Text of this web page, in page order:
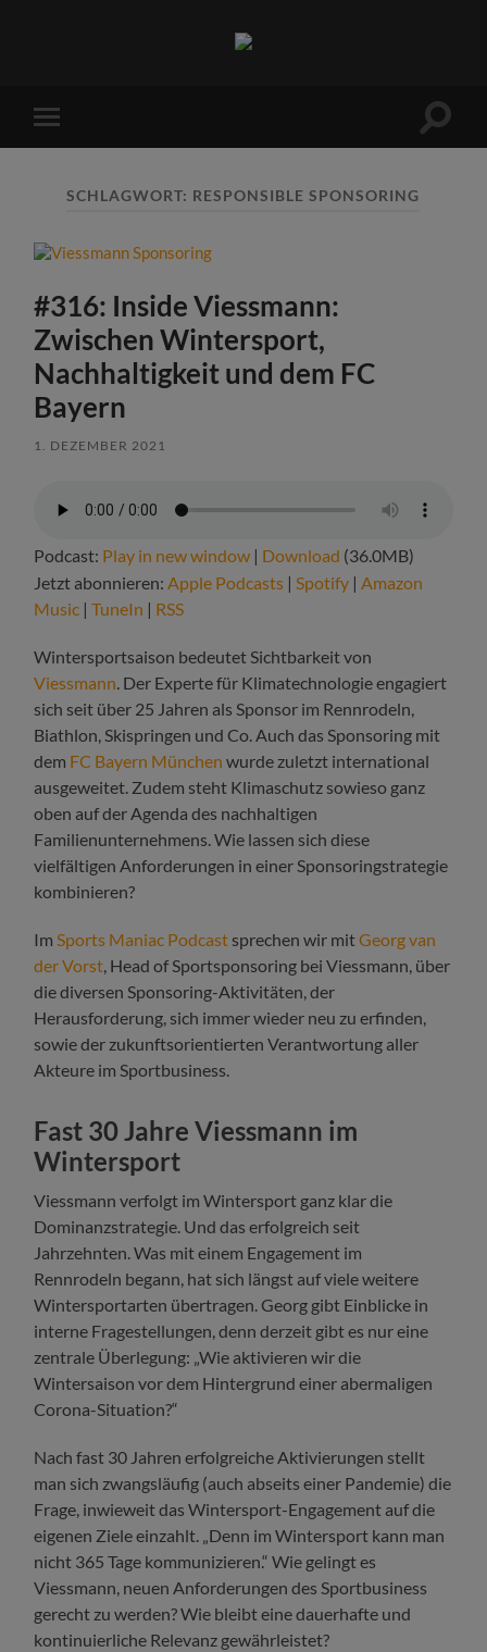
Sports
Mobile-
Menü
SCHLAGWORT: RESPONSIBLE SPONSORING
#316: Inside Viessmann:
Zwischen Wintersport,
Nachhaltigkeit und dem FC
Bayern
1. DEZEMBER 2021
Podcast: Play in new window | Download (36.0MB)
Jetzt abonnieren:Apple Podcasts |Spotify |Amazon
Music |TuneIn | RSS
Wintersportsaison bedeutet Sichtbarkeit von
Viessmann. Der Experte für Klimatechnologie engagiert
sich seit über 25 Jahren als Sponsor im Rennrodeln,
Biathlon, Skispringen und Co. Auch das Sponsoring mit
dem FC Bayern München wurde zuletzt international
ausgeweitet. Zudem steht Klimaschutz sowieso ganz
oben auf der Agenda des nachhaltigen
Familienunternehmens. Wie lassen sich diese
vielfältigen Anforderungen in einer Sponsoringstrategie
kombinieren?
ImSports Maniac Podcast sprechen wir mitGeorg van
der Vorst, Head of Sportsponsoring bei Viessmann, über
die diversen Sponsoring-Aktivitäten, der
Herausforderung, sich immer wieder neu zu erfinden,
sowie der zukunftsorientierten Verantwortung aller
Akteure im Sportbusiness.
Fast 30 Jahre Viessmann im
Wintersport
Viessmann verfolgt im Wintersport ganz klar die
Dominanzstrategie. Und das erfolgreich seit
Jahrzehnten. Was mit einem Engagement im
Rennrodeln begann, hat sich längst auf viele weitere
Wintersportarten übertragen. Georg gibt Einblicke in
interne Fragestellungen, denn derzeit gibt es nur eine
zentrale Überlegung: „Wie aktivieren wir die
Wintersaison vor dem Hintergrund einer abermaligen
Corona-Situation?“
Nach fast 30 Jahren erfolgreiche Aktivierungen stellt
man sich zwangsläufig (auch abseits einer Pandemie) die
Frage, inwieweit das Wintersport-Engagement auf die
eigenen Ziele einzahlt. „Denn im Wintersport kann man
nicht 365 Tage kommunizieren.“ Wie gelingt es
Viessmann, neuen Anforderungen des Sportbusiness
gerecht zu werden? Wie bleibt eine dauerhafte und
kontinuierliche Relevanz gewährleistet?